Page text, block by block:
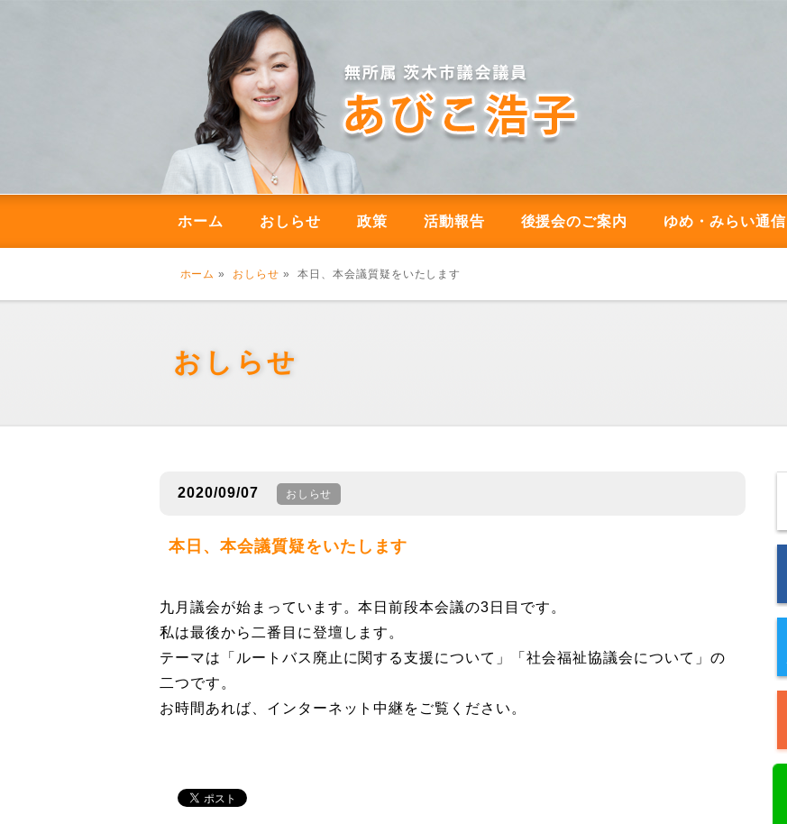
ホーム おしらせ 政策 活動報告 後援会のご案内 ゆめ・みらい通信
ホーム » おしらせ » 本日、本会議質疑をいたします
おしらせ
2020/09/07 おしらせ
本日、本会議質疑をいたします
九月議会が始まっています。本日前段本会議の3日目です。
私は最後から二番目に登壇します。
テーマは「ルートバス廃止に関する支援について」「社会福祉協議会について」の
二つです。
お時間あれば、インターネット中継をご覧ください。